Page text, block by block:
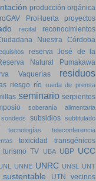
producción orgánica
ProHuerta proyectos
recital
reconocimientos
Nuestra Córdoba
reserva José de la
Natural Pumakawa
Vaquerías residuos
riesgo río rueda de prensa
seminario serpientes
soberanía alimentaria
sondeos subsidios subtitulado
tecnologías
teleconferencia
toxicidad transgénicos
turismo TV UBA UBP UCC
UNNE UNRC UNSL
UNT
UTN vecinos